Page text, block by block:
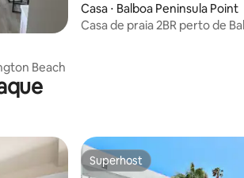
Beach
Casa ⋅ Balboa Peninsula Point
Casa de praia 2BR perto de
Superhost
Superhost